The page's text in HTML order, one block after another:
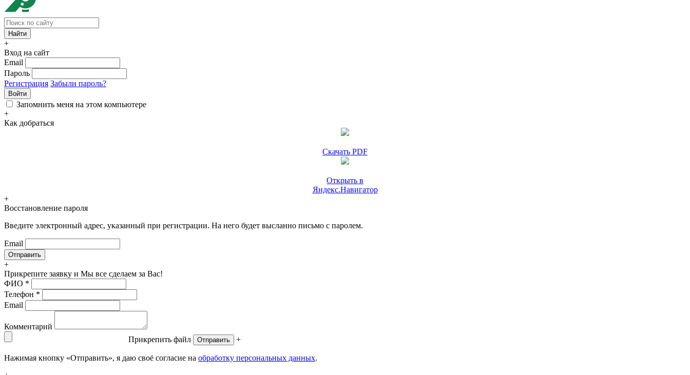
+
Вход на сайт
Email
Пароль
Регистрация Забыли пароль?
Войти
Запомнить меня на этом компьютере
+
Как добраться
Скачать PDF
Открыть в
Яндекс.Навигатор
+
Восстановление пароля
Введите электронный адрес, указанный при регистрации. На него будет высланно письмо с паролем.
Email
+
Прикрепите заявку и Мы все сделаем за Вас!
ФИО *
Телефон *
Email
Комментарий
Прикрепить файл
Отправить +
Нажимая кнопку «Отправить», я даю своё согласие на обработку персональных данных.